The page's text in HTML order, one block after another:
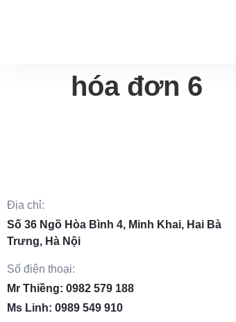
hóa đơn 6
Địa chỉ:
Số 36 Ngõ Hòa Bình 4, Minh Khai, Hai Bà
Trưng, Hà Nội
Số điện thoại:
Mr Thiềng: 0982 579 188
Ms Linh: 0989 549 910